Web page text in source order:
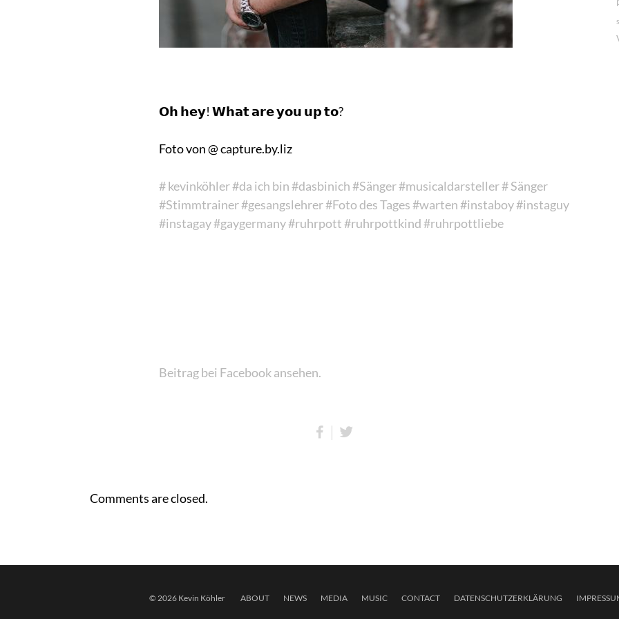
𝗢𝗵 𝗵𝗲𝘆! 𝗪𝗵𝗮𝘁 𝗮𝗿𝗲 𝘆𝗼𝘂 𝘂𝗽 𝘁𝗼?
Foto von @ capture.by.liz
# kevinköhler#da ich bin#dasbinich#Sänger#musicaldarsteller# Sänger
#Stimmtrainer#gesangslehrer#Foto des Tages#warten#instaboy#instaguy
#instagay#gaygermany#ruhrpott#ruhrpottkind#ruhrpottliebe
Beitrag bei Facebook ansehen.
Comments are closed.
© 2026 Kevin Köhler ABOUT NEWS MEDIA MUSIC CONTACT DATENSCHUTZERKLÄRUNG